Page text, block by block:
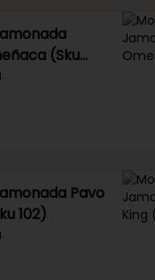
(Sku
Pavo
102)